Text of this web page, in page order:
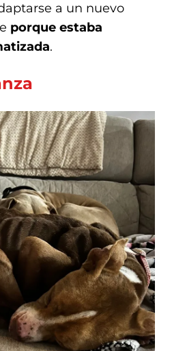
a un nuevo
porque estaba
.